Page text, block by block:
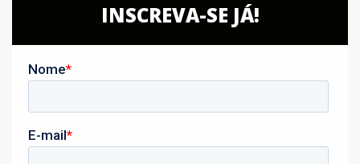
INSCREVA-SE JÁ!